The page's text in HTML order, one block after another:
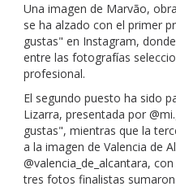
Una imagen de Marvão,
se ha alzado con el primer
gustas" en Instagram,
entre las fotografías
profesional.
El segundo puesto ha sido
Lizarra, presentada por
gustas", mientras que la
a la imagen de Valencia de
@valencia_de_alcantara,
tres fotos finalistas